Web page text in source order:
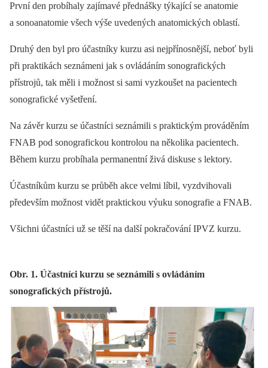
První den probíhaly zajímavé přednášky týkající se anatomie
a sonoanatomie všech výše uvedených anatomických oblastí.
Druhý den byl pro účastníky kurzu asi nejpřínosnější, neboť byli
při praktikách seznámeni jak s ovládáním sonografických
přístrojů, tak měli i možnost si sami vyzkoušet na pacientech
sonografické vyšetření.
Na závěr kurzu se účastníci seznámili s praktickým prováděním
FNAB pod sonografickou kontrolou na několika pacientech.
Během kurzu probíhala permanentní živá diskuse s lektory.
Účastníkům kurzu se průběh akce velmi líbil, vyzdvihovali
především možnost vidět praktickou výuku sonografie a FNAB.
Všichni účastníci už se těší na další pokračování IPVZ kurzu.
Obr. 1. Účastníci kurzu se seznámili s ovládáním
sonografických přístrojů.